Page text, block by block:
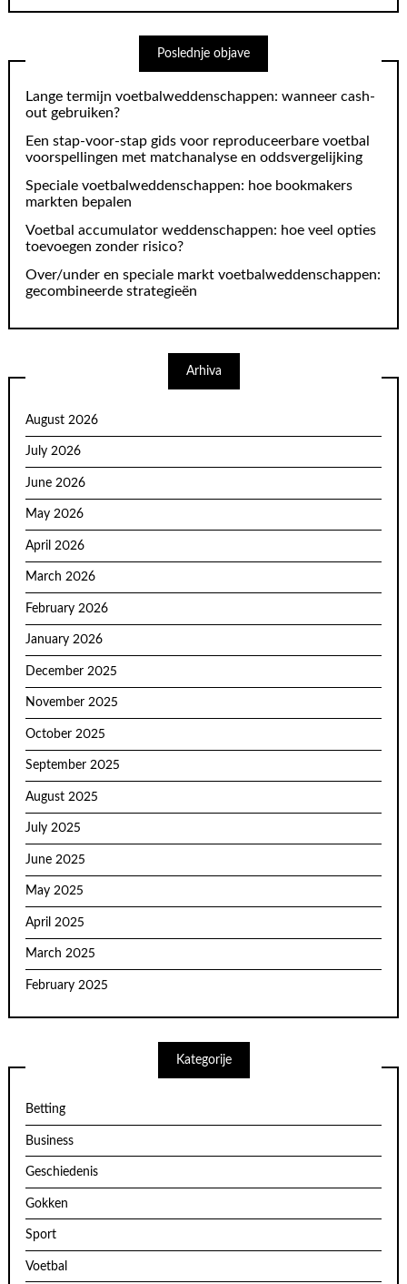
Poslednje objave
Lange termijn voetbalweddenschappen: wanneer cash-
out gebruiken?
Een stap-voor-stap gids voor reproduceerbare voetbal
voorspellingen met matchanalyse en oddsvergelijking
Speciale voetbalweddenschappen: hoe bookmakers
markten bepalen
Voetbal accumulator weddenschappen: hoe veel opties
toevoegen zonder risico?
Over/under en speciale markt voetbalweddenschappen:
gecombineerde strategieën
Arhiva
August 2026
July 2026
June 2026
May 2026
April 2026
March 2026
February 2026
January 2026
December 2025
November 2025
October 2025
September 2025
August 2025
July 2025
June 2025
May 2025
April 2025
March 2025
February 2025
Kategorije
Betting
Business
Geschiedenis
Gokken
Sport
Voetbal